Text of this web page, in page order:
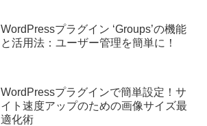
WordPressプラグイン ‘Groups’の機能
と活用法：ユーザー管理を簡単に！
WordPressプラグインで簡単設定！サ
イト速度アップのための画像サイズ最
適化術